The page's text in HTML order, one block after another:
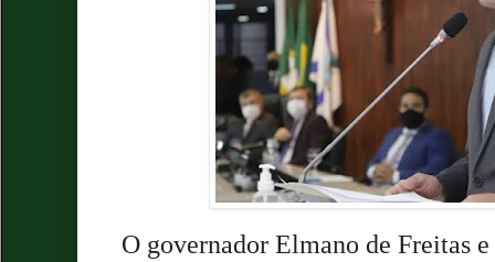
O governador Elmano de Freitas